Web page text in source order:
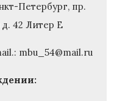
Петербург, пр.
42 Литер Е
mbu_54@mail.ru